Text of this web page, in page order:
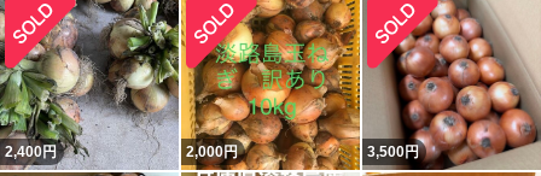
2,400円 2,000円 3,500円